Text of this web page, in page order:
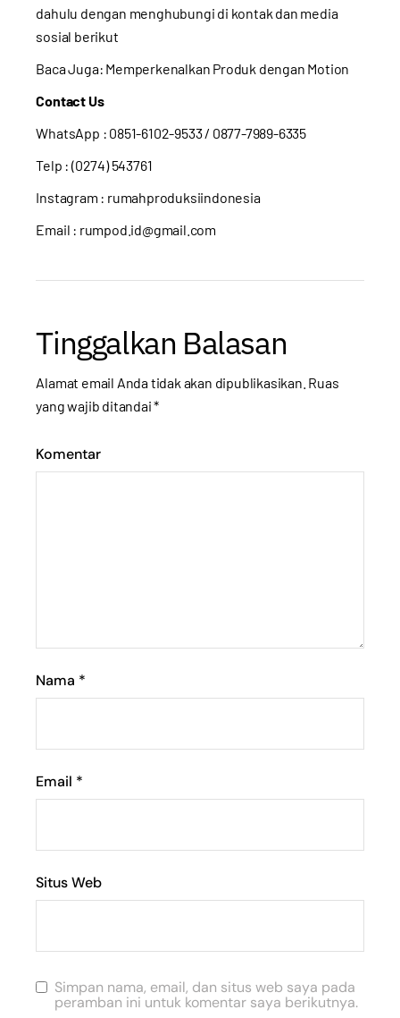
dahulu dengan menghubungi di kontak dan media
sosial berikut
Baca Juga: Memperkenalkan Produk dengan Motion
Contact Us
WhatsApp : 0851-6102-9533/ 0877-7989-6335
Telp : (0274) 543761
Instagram : rumahproduksiindonesia
Email : rumpod.id@gmail.com
Tinggalkan Balasan
Alamat email Anda tidak akan dipublikasikan. Ruas
yang wajib ditandai*
Komentar
Nama *
Email *
Situs Web
Simpan nama, email, dan situs web saya pada
peramban ini untuk komentar saya berikutnya.